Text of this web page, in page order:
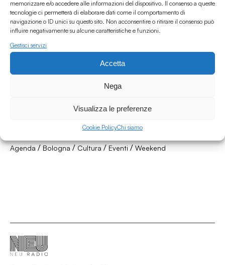
memorizzare e/o accedere alle informazioni del dispositivo. Il consenso a queste
tecnologie ci permetterà di elaborare dati come il comportamento di
navigazione o ID unici su questo sito. Non acconsentire o ritirare il consenso può
influire negativamente su alcune caratteristiche e funzioni.
Gestisci servizi
Accetta
Nega
Visualizza le preferenze
Cookie PolicyChi siamo
Dall'alba al tramonto weekend w/ Alice
Guastadini - Da venerdì 19 a domenica 21
Agenda/Bologna/Cultura/Eventi/Weekend